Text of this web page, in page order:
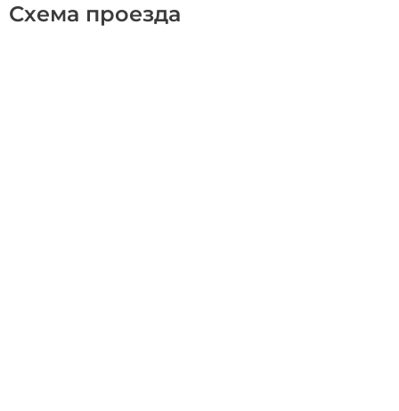
Схема проезда